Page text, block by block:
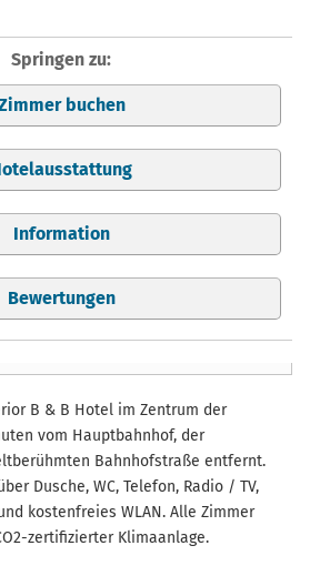
Springen zu:
buchen
Information
Bewertungen
B & B Hotel im Zentrum der
vom Hauptbahnhof, der
Bahnhofstraße entfernt.
Dusche, WC, Telefon, Radio / TV,
kostenfreies WLAN. Alle Zimmer
zertifizierter Klimaanlage.